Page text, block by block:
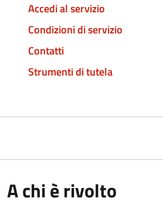
Accedi al servizio
Condizioni di servizio
Contatti
Strumenti di tutela
A chi è rivolto